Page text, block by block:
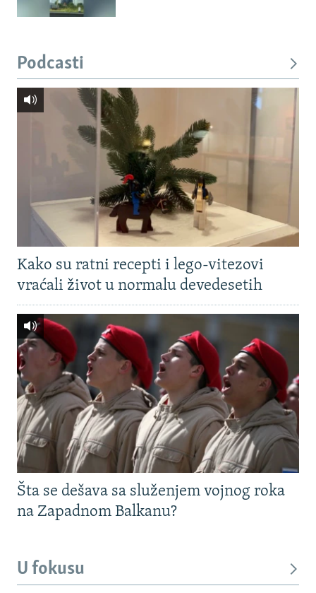
Podcasti
Kako su ratni recepti i lego-vitezovi
vraćali život u normalu devedesetih
Šta se dešava sa služenjem vojnog roka
na Zapadnom Balkanu?
U fokusu